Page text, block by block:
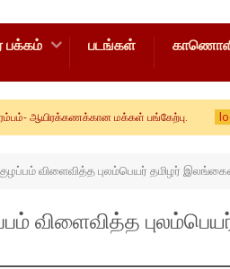
பக்கம் படங்கள்
மக்கள் பங்கேற்பு. local news
விளைவித்த புலம்பெயர் தமிழர்
விளைவித்த